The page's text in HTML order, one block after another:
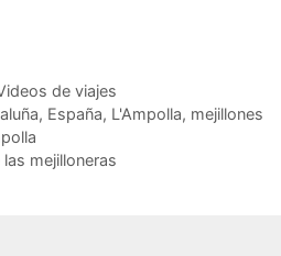
de viajes
, España, L'Ampolla, mejillones
mejilloneras